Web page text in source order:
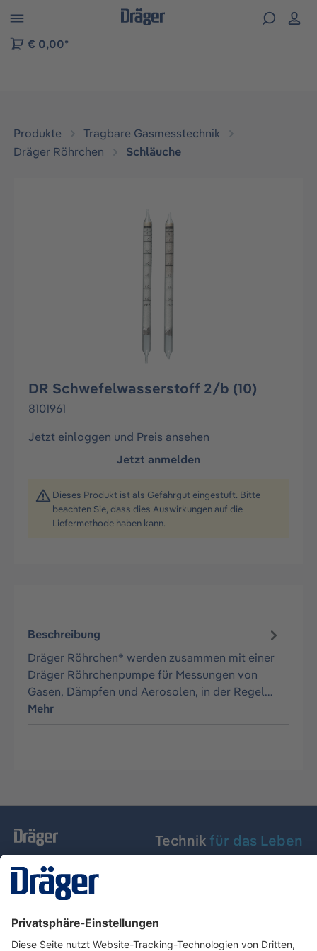
der B2B-Plattform springen
€ 0,00*
Produkte
Tragbare Gasmesstechnik
Dräger Röhrchen
Schläuche
Bildergalerie überspringen
DR Schwefelwasserstoff 2/b (10)
8101961
Jetzt einloggen und Preis ansehen
Jetzt anmelden
Dieses Produkt ist als Gefahrgut eingestuft. Bitte
beachten Sie, dass dies Auswirkungen auf die
Liefermethode haben kann.
Beschreibung
Dräger Röhrchen® werden zusammen mit einer
Dräger Röhrchenpumpe für Messungen von
Gasen, Dämpfen und Aerosolen, in der Regel…
Mehr
Technik für das Leben
Dräger Austria GmbH
Über Dräger